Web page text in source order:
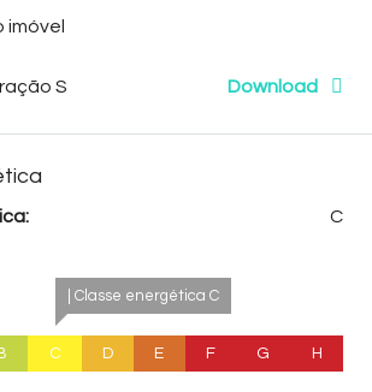
imóvel
S Download
C
| Classe energética C
C D E F G H